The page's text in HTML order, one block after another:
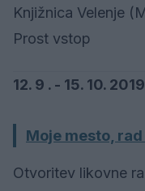
Knjižnica Velenje
Prost vstop
12. 9 . - 15. 10. 2019
Moje mesto,
Otvoritev likovne